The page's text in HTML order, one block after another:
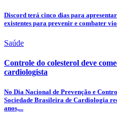
Discord terá cinco dias para
existentes para prevenir e combater
Saúde
Controle do colesterol deve
cardiologista
No Dia Nacional de Prevenção e
Sociedade Brasileira de Cardiologia
anos,...